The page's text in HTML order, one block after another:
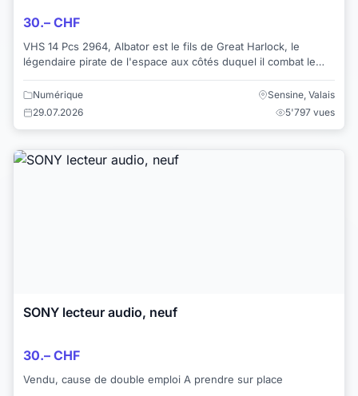
30.– CHF
VHS 14 Pcs 2964, Albator est le fils de Great Harlock, le
légendaire pirate de l'espace aux côtés duquel il combat le
Numérique
Sensine, Valais
29.07.2026
5'797 vues
SONY lecteur audio, neuf
30.– CHF
Vendu, cause de double emploi A prendre sur place